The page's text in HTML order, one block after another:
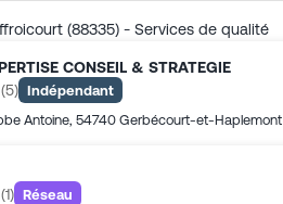
(88335) - Services de qualité
CONSEIL & STRATEGIE
(5) Indépendant
Antoine, 54740 Gerbécourt-et-Haplemont
(1) Réseau